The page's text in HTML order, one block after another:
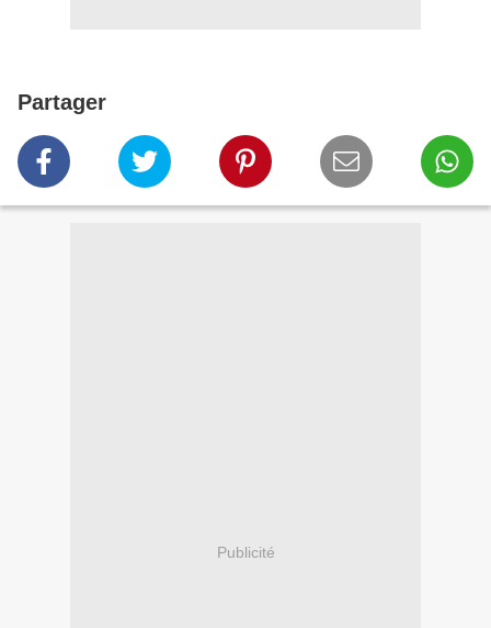
Partager
Publicité